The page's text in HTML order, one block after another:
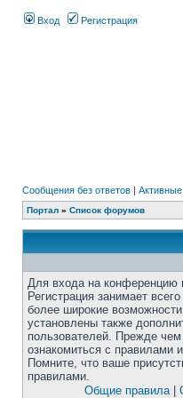
Вход Регистрация
Сообщения без ответов |
Портал » Список форумов
Для входа на конференцию
Регистрация занимает
более широкие
установлены также
пользователей. Прежде чем
ознакомиться с правилами
Помните, что ваше
правилами.
Общие правила|